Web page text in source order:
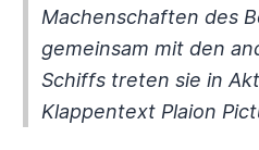
Machenschaften des
gemeinsam mit den
Schiffs treten sie in
Klappentext Plaion